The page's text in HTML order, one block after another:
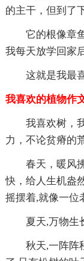
的主干，但到了
它的根像章
我每天放学回家
这就是我最
我喜欢的植物作
我喜欢树，
力，不论贫瘠的
春天，暖风
快，给人生机盎
摇摆着,就像一位
夏天,万物生
秋天,一阵阵